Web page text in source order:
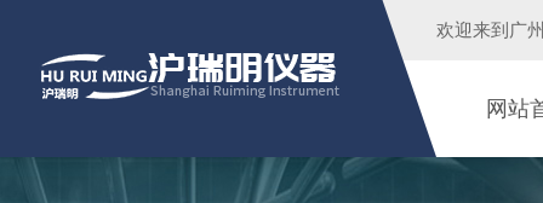
欢迎来到广
网站